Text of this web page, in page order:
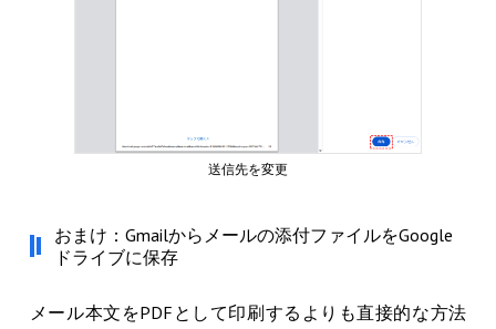
送信先を変更
おまけ：Gmailからメールの添付ファイルをGoogle
ドライブに保存
メール本文をPDFとして印刷するよりも直接的な方法